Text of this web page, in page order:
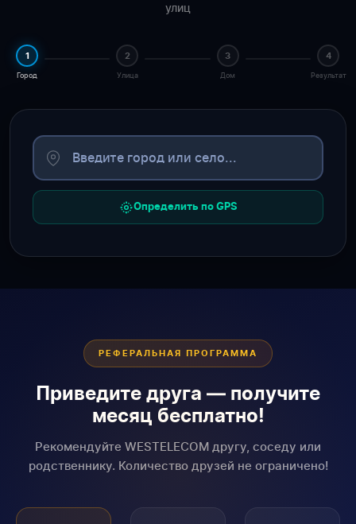
улиц
1
Город
2
Улица
3
Дом
4
Результат
Определить по GPS
РЕФЕРАЛЬНАЯ ПРОГРАММА
Приведите друга — получите
месяц бесплатно!
Рекомендуйте WESTELECOM другу, соседу или
родственнику. Количество друзей не ограничено!